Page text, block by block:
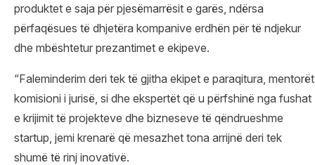
produktet e saja për pjesëmarrësit e garës, ndërsa
përfaqësues të dhjetëra kompanive erdhën për të ndjekur
dhe mbështetur prezantimet e ekipeve.
“Faleminderim deri tek të gjitha ekipet e paraqitura,
komisioni i jurisë, si dhe ekspertët që u përfshinë nga fushat
e krijimit të projekteve dhe bizneseve të qëndrueshme
startup, jemi krenarë që mesazhet tona arrijnë deri tek
shumë të rinj inovativë.